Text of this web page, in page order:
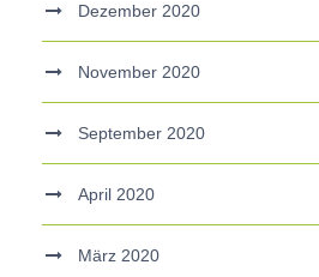
Dezember 2020
November 2020
September 2020
April 2020
März 2020